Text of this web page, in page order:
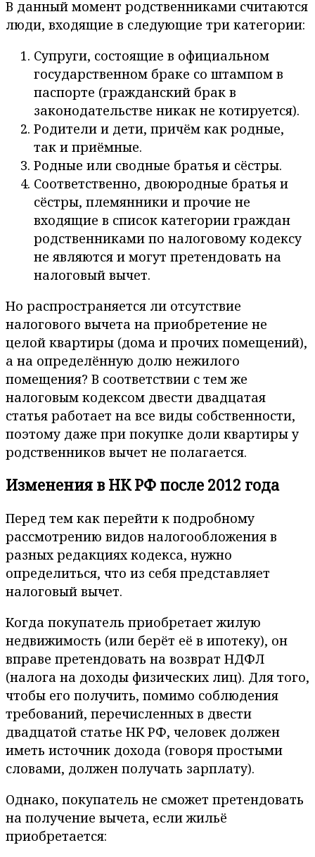
В данный момент родственниками считаются
люди, входящие в следующие три категории:
Супруги, состоящие в официальном
государственном браке со штампом в
паспорте (гражданский брак в
законодательстве никак не котируется).
Родители и дети, причём как родные,
так и приёмные.
Родные или сводные братья и сёстры.
Соответственно, двоюродные братья и
сёстры, племянники и прочие не
входящие в список категории граждан
родственниками по налоговому кодексу
не являются и могут претендовать на
налоговый вычет.
Но распространяется ли отсутствие
налогового вычета на приобретение не
целой квартиры (дома и прочих помещений),
а на определённую долю нежилого
помещения? В соответствии с тем же
налоговым кодексом двести двадцатая
статья работает на все виды собственности,
поэтому даже при покупке доли квартиры у
родственников вычет не полагается.
Изменения в НК РФ после 2012 года
Перед тем как перейти к подробному
рассмотрению видов налогообложения в
разных редакциях кодекса, нужно
определиться, что из себя представляет
налоговый вычет.
Когда покупатель приобретает жилую
недвижимость (или берёт её в ипотеку), он
вправе претендовать на возврат НДФЛ
(налога на доходы физических лиц). Для того,
чтобы его получить, помимо соблюдения
требований, перечисленных в двести
двадцатой статье НК РФ, человек должен
иметь источник дохода (говоря простыми
словами, должен получать зарплату).
Однако, покупатель не сможет претендовать
на получение вычета, если жильё
приобретается: